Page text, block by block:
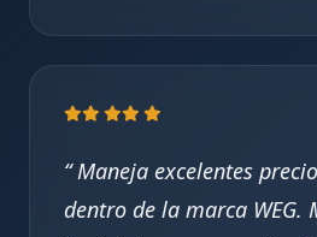
Maneja excelentes
dentro de la marca WEG.